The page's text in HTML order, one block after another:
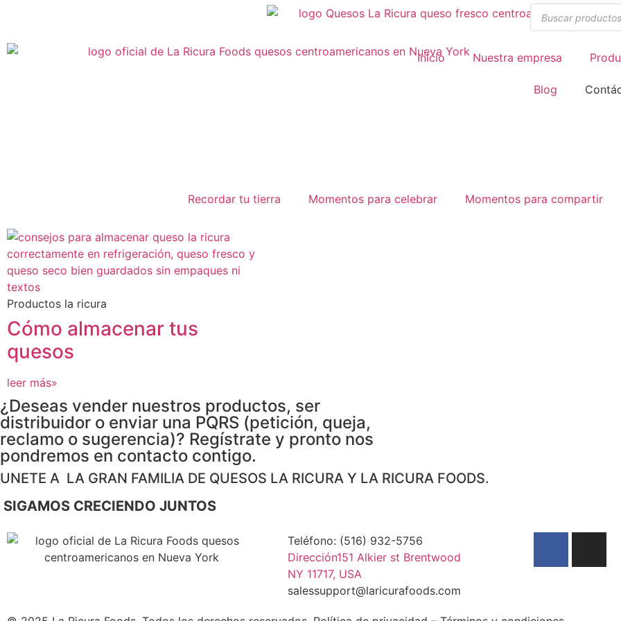
Inicio Nuestra empresa
Blog
Recordar tu tierra Momentos para celebrar Momentos para compartir
Productos la ricura
Cómo almacenar tus
quesos
leer más»
¿Deseas vender nuestros productos, ser
distribuidor o enviar una PQRS (petición, queja,
reclamo o sugerencia)? Regístrate y pronto nos
pondremos en contacto contigo.
UNETE A LA GRAN FAMILIA DE QUESOS LA RICURA Y LA RICURA FOODS.
SIGAMOS CRECIENDO JUNTOS
Teléfono: (516) 932-5756
Dirección151 Alkier st Brentwood
NY 11717, USA
salessupport@laricurafoods.com